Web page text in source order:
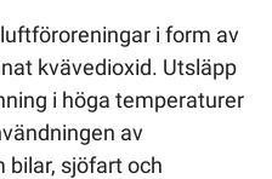
i form av
kvävedioxid. Utsläpp
i höga temperaturer
av
bilar, sjöfart och